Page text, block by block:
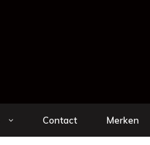
Contact Merken